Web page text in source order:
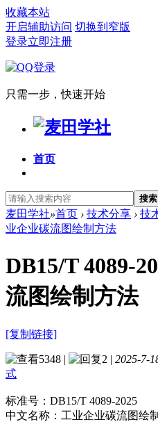
收藏本站
开启辅助访问 切换到窄版
登录立即注册
只需一步，快速开始
首页
搜索
麦田学社»首页 › 技术分享 › 技
业企业碳流图绘制方法
DB15/T 4089-
流图绘制方法
[复制链接]
5348 | 2 | 2025-7-
式
标准号： DB15/T 4089-2025
中文名称： 工业企业碳流图绘